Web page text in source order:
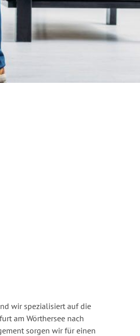
wir spezialisiert auf die
am Wörthersee nach
sorgen wir für einen